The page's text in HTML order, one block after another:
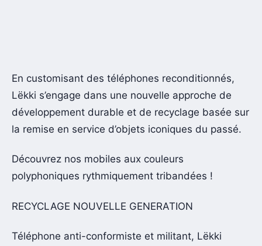
En customisant des téléphones reconditionnés,
Lëkki s’engage dans une nouvelle approche de
développement durable et de recyclage basée sur
la remise en service d’objets iconiques du passé.
Découvrez nos mobiles aux couleurs
polyphoniques rythmiquement tribandées !
RECYCLAGE NOUVELLE GENERATION
Téléphone anti-conformiste et militant, Lëkki